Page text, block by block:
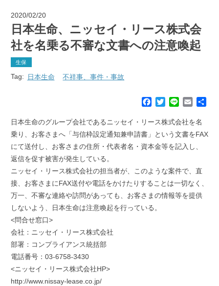
2020/02/20
日本生命、ニッセイ・リース株式会
社を名乗る不審な文書への注意喚起
生保
Tag: 日本生命 不祥事、事件・事故
c
e
o
k
T
i
t
e
n
e
E
a
i
l
日本生命のグループ会社であるニッセイ・リース株式会社を名
乗り、お客さまへ「与信枠設定通知兼申請書」という文書をFAX
にて送付し、お客さまの住所・代表者名・資本金等を記入し、
返信を促す被害が発生している。
ニッセイ・リース株式会社の担当者が、このような案件で、直
接、お客さまにFAX送付や電話をかけたりすることは一切なく、
万一、不審な連絡や訪問があっても、お客さまの情報等を提供
しないよう、日本生命は注意喚起を行っている。
<問合せ窓口>
会社：ニッセイ・リース株式会社
部署：コンプライアンス統括部
電話番号：03-6758-3430
<ニッセイ・リース株式会社HP>
http://www.nissay-lease.co.jp/